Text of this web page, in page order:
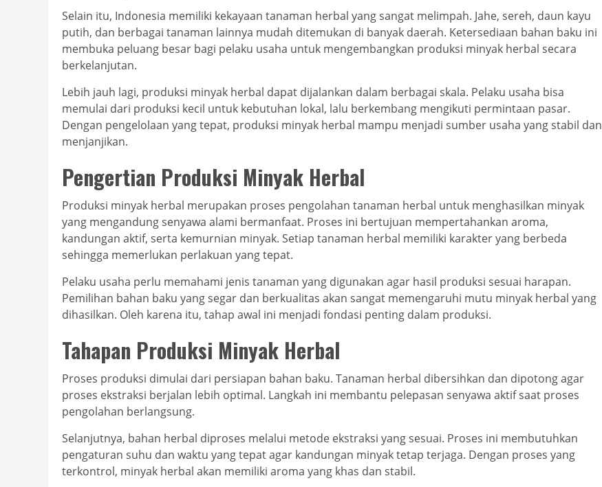
Selain itu, Indonesia memiliki kekayaan tanaman herbal yang sangat melimpah. Jahe, sereh, daun kayu
putih, dan berbagai tanaman lainnya mudah ditemukan di banyak daerah. Ketersediaan bahan baku ini
membuka peluang besar bagi pelaku usaha untuk mengembangkan produksi minyak herbal secara
berkelanjutan.
Lebih jauh lagi, produksi minyak herbal dapat dijalankan dalam berbagai skala. Pelaku usaha bisa
memulai dari produksi kecil untuk kebutuhan lokal, lalu berkembang mengikuti permintaan pasar.
Dengan pengelolaan yang tepat, produksi minyak herbal mampu menjadi sumber usaha yang stabil dan
menjanjikan.
Pengertian Produksi Minyak Herbal
Produksi minyak herbal merupakan proses pengolahan tanaman herbal untuk menghasilkan minyak
yang mengandung senyawa alami bermanfaat. Proses ini bertujuan mempertahankan aroma,
kandungan aktif, serta kemurnian minyak. Setiap tanaman herbal memiliki karakter yang berbeda
sehingga memerlukan perlakuan yang tepat.
Pelaku usaha perlu memahami jenis tanaman yang digunakan agar hasil produksi sesuai harapan.
Pemilihan bahan baku yang segar dan berkualitas akan sangat memengaruhi mutu minyak herbal yang
dihasilkan. Oleh karena itu, tahap awal ini menjadi fondasi penting dalam produksi.
Tahapan Produksi Minyak Herbal
Proses produksi dimulai dari persiapan bahan baku. Tanaman herbal dibersihkan dan dipotong agar
proses ekstraksi berjalan lebih optimal. Langkah ini membantu pelepasan senyawa aktif saat proses
pengolahan berlangsung.
Selanjutnya, bahan herbal diproses melalui metode ekstraksi yang sesuai. Proses ini membutuhkan
pengaturan suhu dan waktu yang tepat agar kandungan minyak tetap terjaga. Dengan proses yang
terkontrol, minyak herbal akan memiliki aroma yang khas dan stabil.